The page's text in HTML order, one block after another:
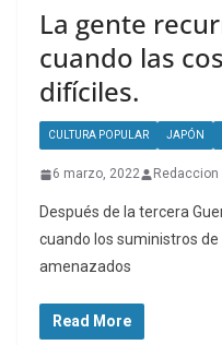
La gente
cuando las
difíciles.
CULTURA POPULAR JAPÓN
6 marzo, 2022 Redaccion
Después de la tercera
cuando los suministros
amenazados
Read More